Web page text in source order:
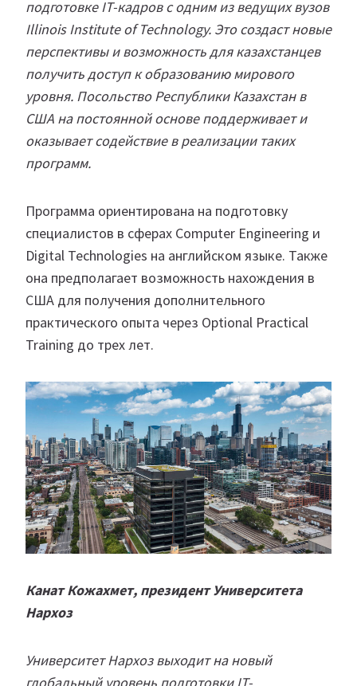
подготовке IT-кадров с одним из ведущих вузов
Illinois Institute of Technology. Это создаст новые
перспективы и возможность для казахстанцев
получить доступ к образованию мирового
уровня. Посольство Республики Казахстан в
США на постоянной основе поддерживает и
оказывает содействие в реализации таких
программ.
Программа ориентирована на подготовку
специалистов в сферах Computer Engineering и
Digital Technologies на английском языке. Также
она предполагает возможность нахождения в
США для получения дополнительного
практического опыта через Optional Practical
Training до трех лет.
Канат Кожахмет, президент Университета
Нархоз
Университет Нархоз выходит на новый